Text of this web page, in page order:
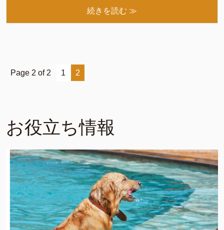
続きを読む ≫
Page 2 of 2 1 2
お役立ち情報